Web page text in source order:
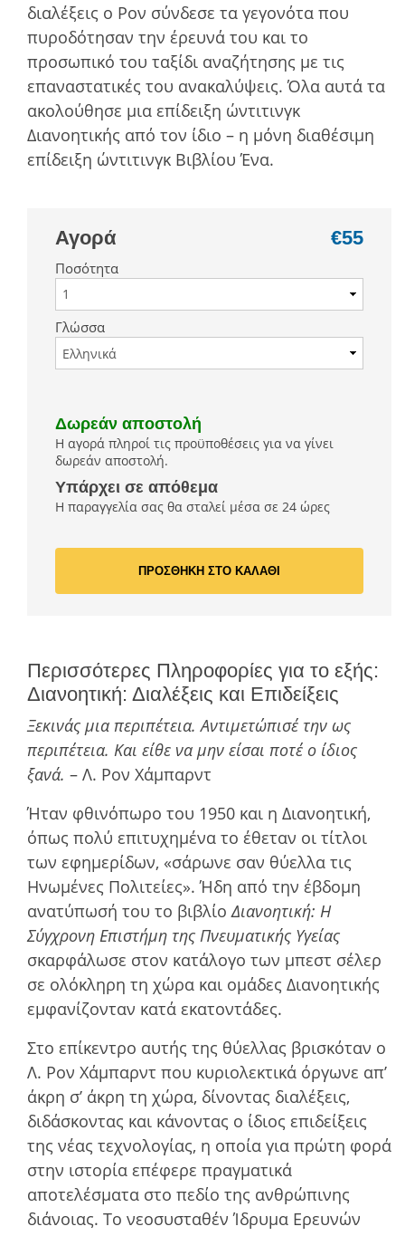
διαλέξεις ο Ρον σύνδεσε τα γεγονότα που
πυροδότησαν την έρευνά του και το
προσωπικό του ταξίδι αναζήτησης µε τις
επαναστατικές του ανακαλύψεις. Όλα αυτά τα
ακολούθησε µια επίδειξη ώντιτινγκ
Διανοητικής από τον ίδιο – η µόνη διαθέσιµη
επίδειξη ώντιτινγκ Βιβλίου Ένα.
Αγορά €55
Ποσότητα
Γλώσσα
Δωρεάν αποστολή
Η αγορά πληροί τις προϋποθέσεις για να γίνει
δωρεάν αποστολή.
Υπάρχει σε απόθεμα
Η παραγγελία σας θα σταλεί μέσα σε 24 ώρες
ΠΡΟΣΘΗΚΗ ΣΤΟ ΚΑΛΑΘΙ
Περισσότερες Πληροφορίες για το εξής:
Διανοητική: Διαλέξεις και Επιδείξεις
Ξεκινάς µια περιπέτεια. Αντιμετώπισέ την ως
περιπέτεια. Και είθε να µην είσαι ποτέ ο ίδιος
ξανά. – Λ. Ρον Χάμπαρντ
Ήταν φθινόπωρο του 1950 και η Διανοητική,
όπως πολύ επιτυχηµένα το έθεταν οι τίτλοι
των εφηµερίδων, «σάρωνε σαν θύελλα τις
Ηνωµένες Πολιτείες». Ήδη από την έβδοµη
ανατύπωσή του το βιβλίοΔιανοητική: Η
Σύγχρονη Επιστήµη της Πνευµατικής Υγείας
σκαρφάλωσε στον κατάλογο των µπεστ σέλερ
σε ολόκληρη τη χώρα και οµάδες Διανοητικής
εµφανίζονταν κατά εκατοντάδες.
Στο επίκεντρο αυτής της θύελλας βρισκόταν ο
Λ. Ρον Χάµπαρντ που κυριολεκτικά όργωνε απ’
άκρη σ’ άκρη τη χώρα, δίνοντας διαλέξεις,
διδάσκοντας και κάνοντας ο ίδιος επιδείξεις
της νέας τεχνολογίας, η οποία για πρώτη φορά
στην ιστορία επέφερε πραγµατικά
αποτελέσµατα στο πεδίο της ανθρώπινης
διάνοιας. Το νεοσυσταθέν Ίδρυµα Ερευνών